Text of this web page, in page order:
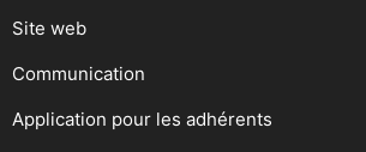
Site web
Communication
Application pour les adhérents